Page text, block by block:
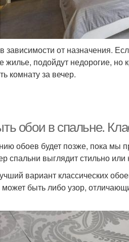
зависимости от назначения.
жилье, подойдут недорогие,
комнату за вечер.
обои в спальне.
обоев будет позже, пока мы
спальни выглядит стильно или
вариант классических
может быть либо узор,